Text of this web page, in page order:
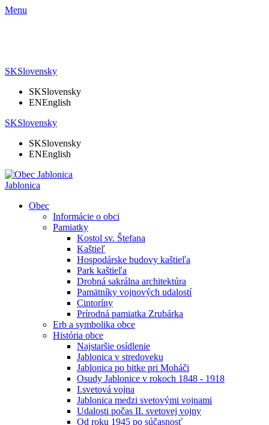
Menu
SKSlovensky
SKSlovensky
ENEnglish
SKSlovensky
SKSlovensky
ENEnglish
Jablonica
Obec
Informácie o obci
Pamiatky
Kostol sv. Štefana
Kaštieľ
Hospodárske budovy kaštieľa
Park kaštieľa
Drobná sakrálna architektúra
Pamätníky vojnových udalostí
Cintoríny
Prírodná pamiatka Zrubárka
Erb a symbolika obce
História obce
Najstaršie osídlenie
Jablonica v stredoveku
Jablonica po bitke pri Moháči
Osudy Jablonice v rokoch 1848 - 1918
I.svetová vojna
Jablonica medzi svetovými vojnami
Udalosti počas II. svetovej vojny
Od roku 1945 po súčasnosť